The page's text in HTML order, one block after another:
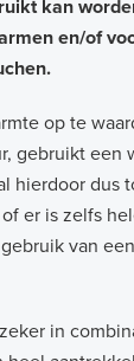
kan
en/of
op te
gebruikt een
hierdoor dus
er is zelfs
van
in